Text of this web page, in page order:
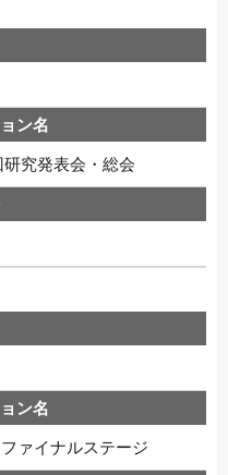
究発表会・総会
ァイナルステージ